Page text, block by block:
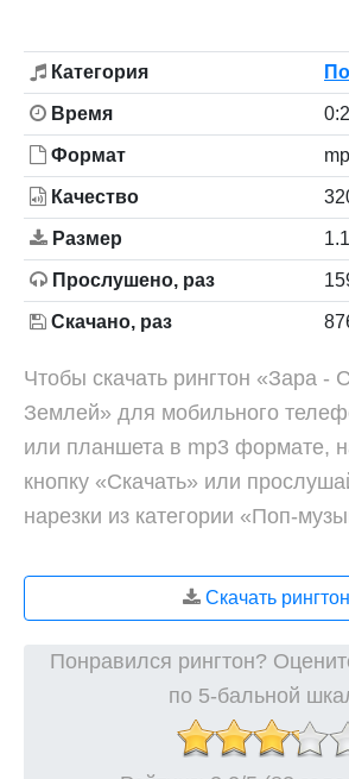
Категория
Время
Формат
Качество
Размер
Прослушено, раз
Скачано, раз
Чтобы скачать рингтон «Зара -
Землей» для мобильного
или планшета в mp3 формате,
кнопку «Скачать» или
нарезки из категории «Поп-
Скачать рингтон
Понравился рингтон?
по 5-бальной